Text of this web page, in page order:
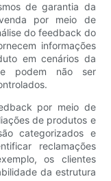
de garantia da
por meio de
do feedback do
informações
em cenários da
podem não ser
por meio de
de produtos e
categorizados e
reclamações
os clientes
da estrutura